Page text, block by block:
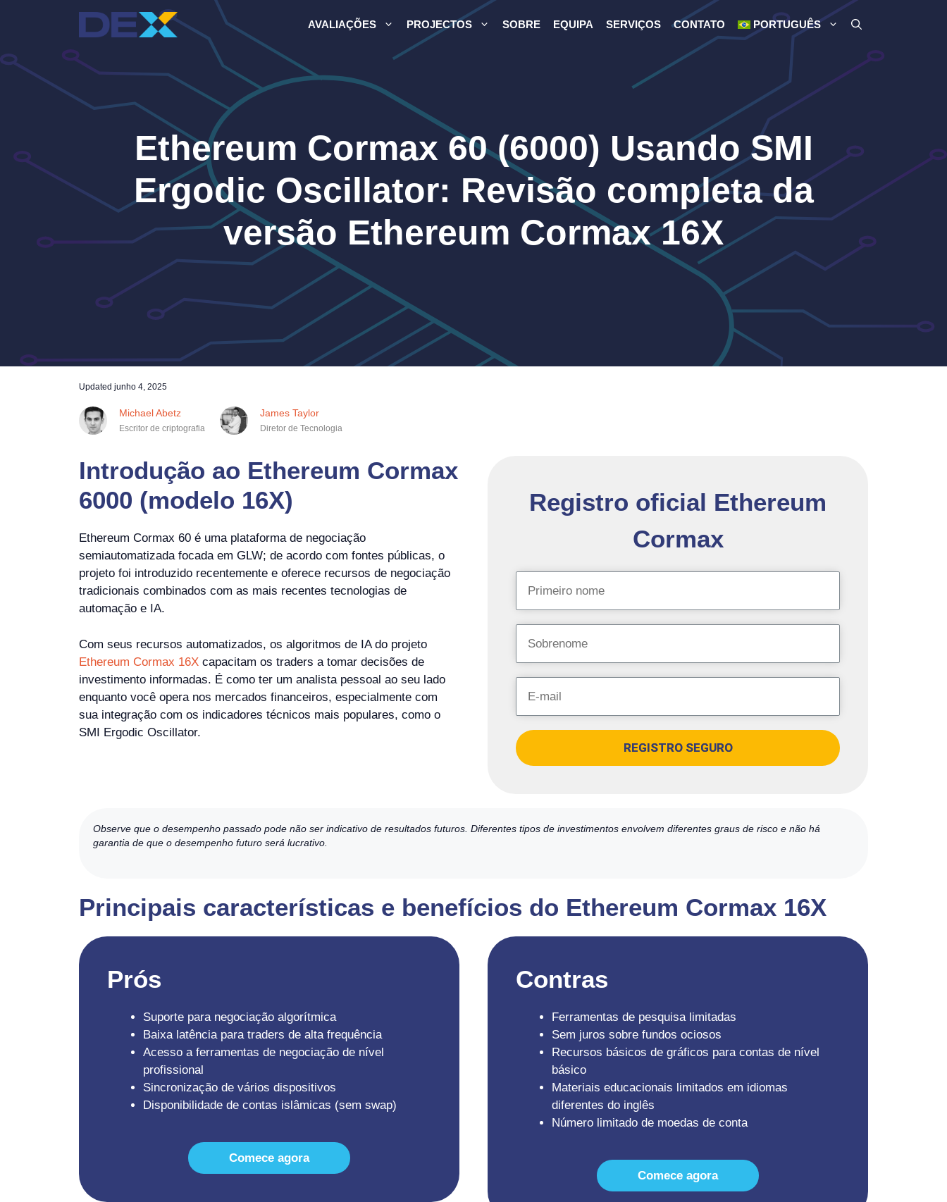
conteúdo
AVALIAÇÕES PROJECTOS SOBRE EQUIPA SERVIÇOS CONTATO PORTUGUÊS
Ethereum Cormax 60 (6000) Usando SMI
Ergodic Oscillator: Revisão completa da
versão Ethereum Cormax 16X
Updated junho 4, 2025
Michael Abetz
Escritor de criptografia
James Taylor
Diretor de Tecnologia
Introdução ao Ethereum Cormax
6000 (modelo 16X)
Ethereum Cormax 60 é uma plataforma de negociação
semiautomatizada focada em GLW; de acordo com fontes públicas, o
projeto foi introduzido recentemente e oferece recursos de negociação
tradicionais combinados com as mais recentes tecnologias de
automação e IA.
Com seus recursos automatizados, os algoritmos de IA do projeto
Ethereum Cormax 16X capacitam os traders a tomar decisões de
investimento informadas. É como ter um analista pessoal ao seu lado
enquanto você opera nos mercados financeiros, especialmente com
sua integração com os indicadores técnicos mais populares, como o
SMI Ergodic Oscillator.
Registro oficial Ethereum
Cormax
REGISTRO SEGURO
Observe que o desempenho passado pode não ser indicativo de resultados futuros. Diferentes tipos de investimentos envolvem diferentes graus de risco e não há
garantia de que o desempenho futuro será lucrativo.
Principais características e benefícios do Ethereum Cormax 16X
Prós
Suporte para negociação algorítmica
Baixa latência para traders de alta frequência
Acesso a ferramentas de negociação de nível
profissional
Sincronização de vários dispositivos
Disponibilidade de contas islâmicas (sem swap)
Comece agora
Contras
Ferramentas de pesquisa limitadas
Sem juros sobre fundos ociosos
Recursos básicos de gráficos para contas de nível
básico
Materiais educacionais limitados em idiomas
diferentes do inglês
Número limitado de moedas de conta
Comece agora